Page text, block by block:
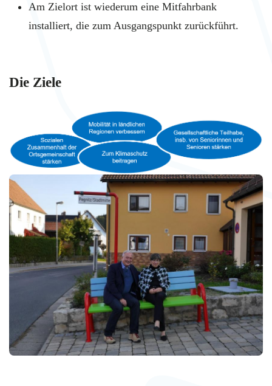
Am Zielort ist wiederum eine Mitfahrbank
installiert, die zum Ausgangspunkt zurückführt.
Die Ziele